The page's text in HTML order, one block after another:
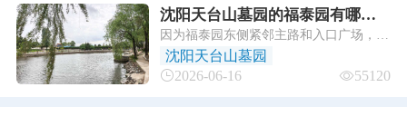
沈阳天台山墓园的福泰园有哪些
墓型可选？
因为福泰园东侧紧邻主路和入口广场，靠
园路边偶尔有更紧凑的排号（动线最方
便，但碑前纵深略浅），销售有时候会把
它也叫"福泰园XX排"——这种位适合"就
沈阳天台山墓园
2026-06-16
55120